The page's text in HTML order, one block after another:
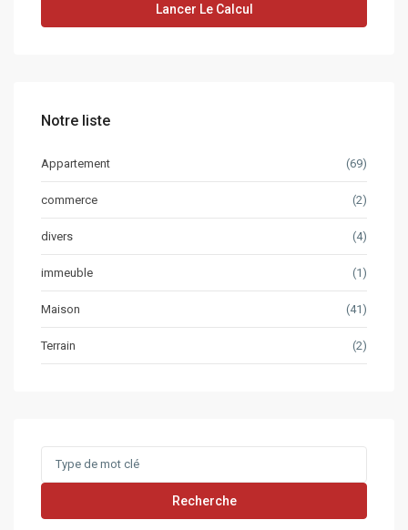
Lancer Le Calcul
Notre liste
Appartement (69)
commerce (2)
divers (4)
immeuble (1)
Maison (41)
Terrain (2)
Recherche